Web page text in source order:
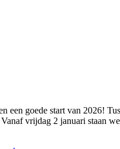
een goede start van 2026!
vrijdag 2 januari staan we